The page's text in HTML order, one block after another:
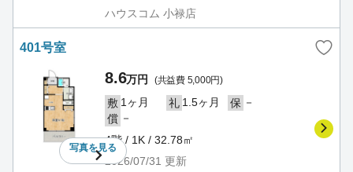
ハウスコム 小禄店
401号室
写真を見る
8.6万円 (共益費 5,000円)
敷 1ヶ月 礼 1.5ヶ月 保 －
償 －
4階 / 1K / 32.78㎡
2026/07/31 更新